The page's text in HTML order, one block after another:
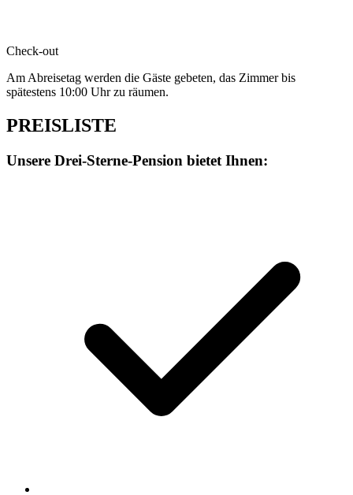
Check-out
Am Abreisetag werden die Gäste gebeten, das Zimmer bis
spätestens 10:00 Uhr zu räumen.
PREISLISTE
Unsere Drei-Sterne-Pension bietet Ihnen: